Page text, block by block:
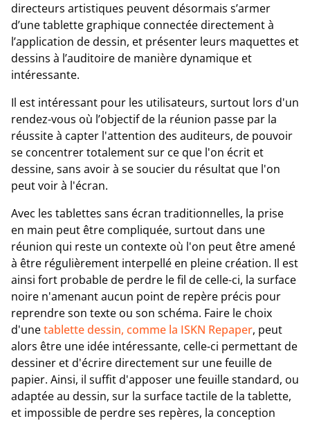
directeurs artistiques peuvent désormais s’armer
d’une tablette graphique connectée directement à
l’application de dessin, et présenter leurs maquettes et
dessins à l’auditoire de manière dynamique et
intéressante.
Il est intéressant pour les utilisateurs, surtout lors d'un
rendez-vous où l’objectif de la réunion passe par la
réussite à capter l'attention des auditeurs, de pouvoir
se concentrer totalement sur ce que l'on écrit et
dessine, sans avoir à se soucier du résultat que l'on
peut voir à l'écran.
Avec les tablettes sans écran traditionnelles, la prise
en main peut être compliquée, surtout dans une
réunion qui reste un contexte où l'on peut être amené
à être régulièrement interpellé en pleine création. Il est
ainsi fort probable de perdre le fil de celle-ci, la surface
noire n'amenant aucun point de repère précis pour
reprendre son texte ou son schéma. Faire le choix
d'unetablette dessin, comme la ISKN Repaper, peut
alors être une idée intéressante, celle-ci permettant de
dessiner et d'écrire directement sur une feuille de
papier. Ainsi, il suffit d'apposer une feuille standard, ou
adaptée au dessin, sur la surface tactile de la tablette,
et impossible de perdre ses repères, la conception